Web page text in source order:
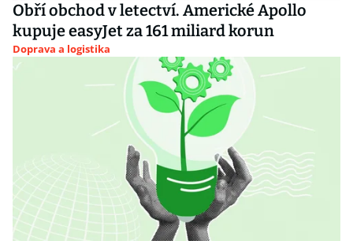
Obří obchod v letectví. Americké Apollo
kupuje easyJet za 161 miliard korun
Doprava a logistika